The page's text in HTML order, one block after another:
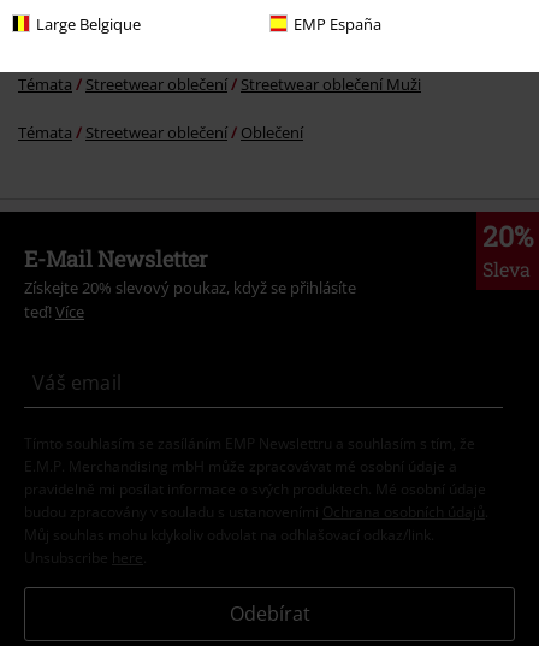
Large Belgique EMP España
Témata Basic Basics Muži
Témata Streetwear oblečení Streetwear oblečení Muži
Témata Streetwear oblečení Oblečení
20%
Sleva
E-Mail Newsletter
Získejte 20% slevový poukaz, když se přihlásíte
teď! Více
Tímto souhlasím se zasíláním EMP Newslettru a souhlasím s tím, že
E.M.P. Merchandising mbH může zpracovávat mé osobní údaje a
pravidelně mi posílat informace o svých produktech. Mé osobní údaje
budou zpracovány v souladu s ustanoveními
Ochrana osobních údajů
Můj souhlas mohu kdykoliv odvolat na odhlašovací odkaz/link.
Unsubscribe here
Odebírat